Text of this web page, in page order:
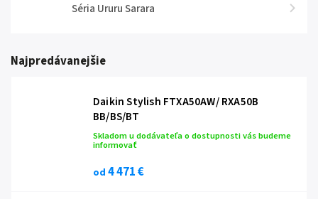
Séria Ururu Sarara
Najpredávanejšie
Daikin Stylish FTXA50AW/ RXA50B
BB/BS/BT
Skladom u dodávateľa o dostupnosti vás budeme
informovať
od 4 471 €